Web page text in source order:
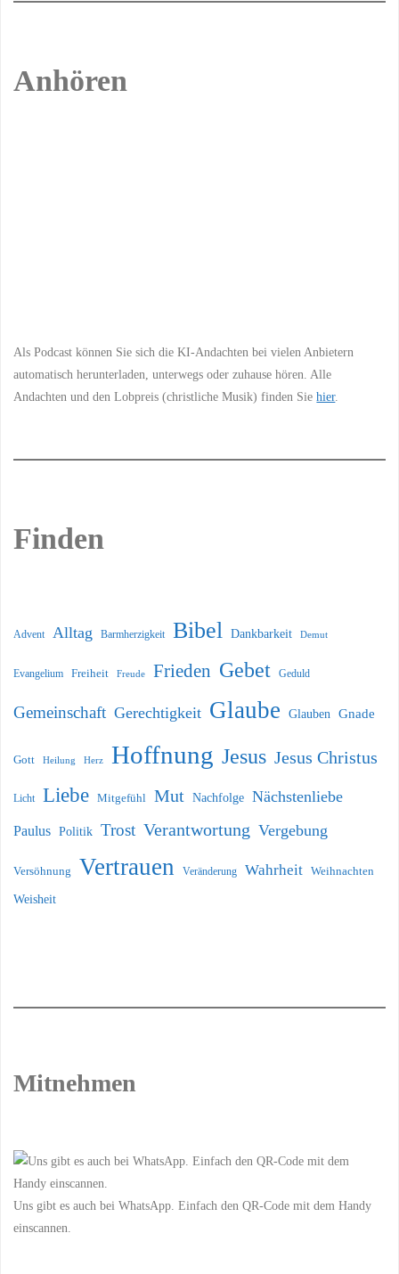
Anhören
Als Podcast können Sie sich die KI-Andachten bei vielen Anbietern
automatisch herunterladen, unterwegs oder zuhause hören. Alle
Andachten und den Lobpreis (christliche Musik) finden Siehier.
Finden
Advent Alltag Barmherzigkeit Bibel Dankbarkeit Demut
Evangelium Freiheit Freude Frieden Gebet Geduld
Gemeinschaft Gerechtigkeit Glaube Glauben Gnade
Gott Heilung Herz Hoffnung Jesus Jesus Christus
Licht Liebe Mitgefühl Mut Nachfolge Nächstenliebe
Paulus Politik Trost Verantwortung Vergebung
Versöhnung Vertrauen Veränderung Wahrheit Weihnachten
Weisheit
Mitnehmen
Uns gibt es auch bei WhatsApp. Einfach den QR-Code mit dem Handy
einscannen.